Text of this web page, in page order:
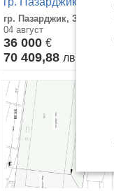
Запад
гр. Пазарджик, Запад
04 август
36 000 €
70 409,88 лв